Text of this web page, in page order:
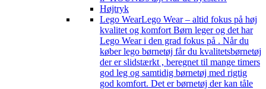
Højtryk
Lego WearLego Wear – altid fokus på høj
kvalitet og komfort Børn leger og det har
Lego Wear i den grad fokus på . Når du
køber lego børnetøj får du kvalitetsbørnetøj
der er slidstærkt , beregnet til mange timers
god leg og samtidig børnetøj med rigtig
god komfort. Det er børnetøj der kan tåle